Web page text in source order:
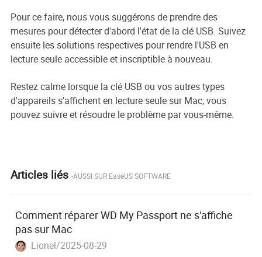
Pour ce faire, nous vous suggérons de prendre des
mesures pour détecter d'abord l'état de la clé USB. Suivez
ensuite les solutions respectives pour rendre l'USB en
lecture seule accessible et inscriptible à nouveau.
Restez calme lorsque la clé USB ou vos autres types
d'appareils s'affichent en lecture seule sur Mac, vous
pouvez suivre et résoudre le problème par vous-même.
Articles liés -AUSSI SUR EaseUS SOFTWARE
Comment réparer WD My Passport ne s'affiche
pas sur Mac
Lionel/2025-08-29